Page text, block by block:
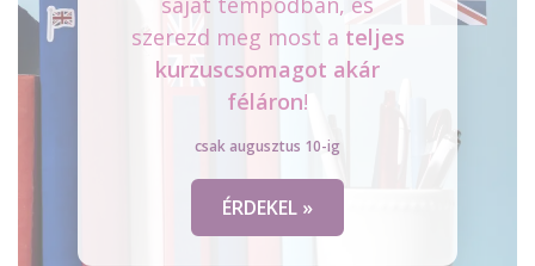
szerezd meg most a teljes
kurzuscsomagot akár
féláron!
csak augusztus 10-ig
ÉRDEKEL »